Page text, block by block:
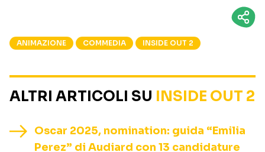
ANIMAZIONE COMMEDIA INSIDE OUT 2
ALTRI ARTICOLI SU INSIDE OUT 2
Oscar 2025, nomination: guida “Emilia
Perez” di Audiard con 13 candidature